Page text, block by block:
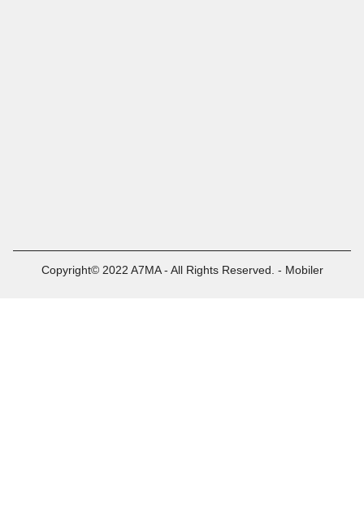
Copyright© 2022 A7MA - All Rights Reserved. - Mobiler